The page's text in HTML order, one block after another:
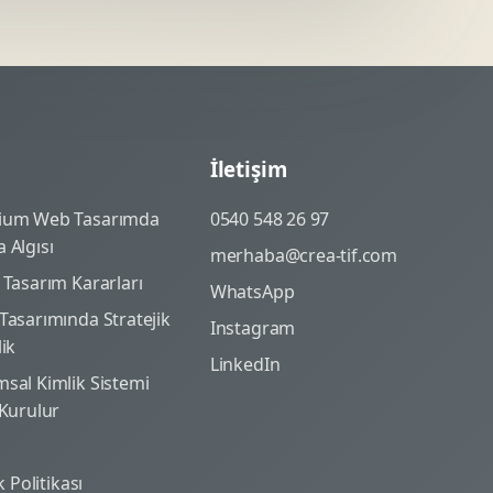
Web Tasarımda
Kararları
Stratejik
Kimlik Sistemi
Politikası
İletişim
0540 548 26 97
merhaba@crea-tif.com
WhatsApp
Instagram
LinkedIn